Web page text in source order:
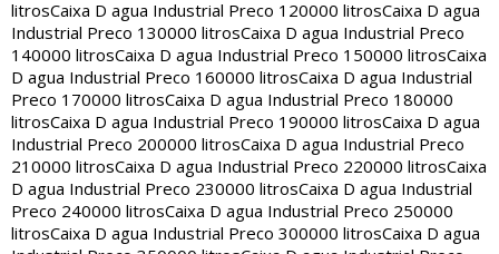
litrosCaixa D agua Industrial Preco 120000 litrosCaixa D agua
Industrial Preco 130000 litrosCaixa D agua Industrial Preco
140000 litrosCaixa D agua Industrial Preco 150000 litrosCaixa
D agua Industrial Preco 160000 litrosCaixa D agua Industrial
Preco 170000 litrosCaixa D agua Industrial Preco 180000
litrosCaixa D agua Industrial Preco 190000 litrosCaixa D agua
Industrial Preco 200000 litrosCaixa D agua Industrial Preco
210000 litrosCaixa D agua Industrial Preco 220000 litrosCaixa
D agua Industrial Preco 230000 litrosCaixa D agua Industrial
Preco 240000 litrosCaixa D agua Industrial Preco 250000
litrosCaixa D agua Industrial Preco 300000 litrosCaixa D agua